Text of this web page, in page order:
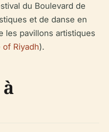
du Boulevard de
et de danse en
les pavillons artistiques
of Riyadh).